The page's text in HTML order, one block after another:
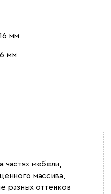
мм
мм
частях мебели,
массива,
разных оттенков